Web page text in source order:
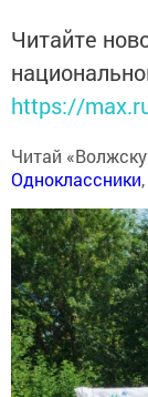
Читайте
https://
Читай
Одноклассники,